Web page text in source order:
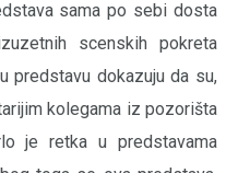
sama po sebi dosta
scenskih pokreta
predstavu dokazuju da su,
kolegama iz pozorišta
je retka u predstavama